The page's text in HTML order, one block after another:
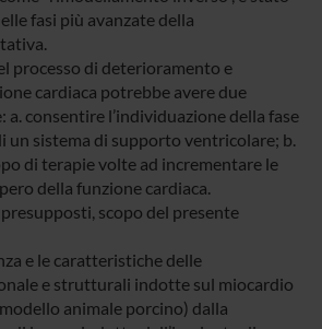
fasi più avanzate della
processo di deterioramento e
cardiaca potrebbe avere due
consentire l’individuazione della fase
un sistema di supporto ventricolare; b.
di terapie volte ad incrementare le
della funzione cardiaca.
scopo del presente
e le caratteristiche delle
e strutturali indotte sul miocardio
animale porcino) dalla